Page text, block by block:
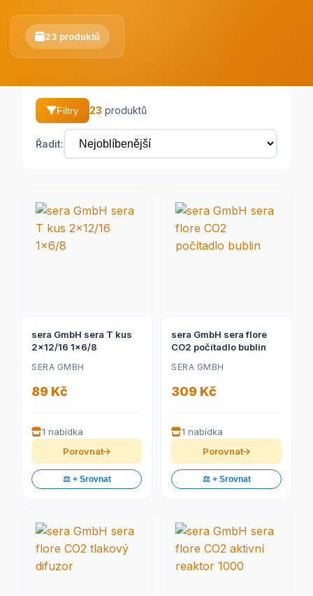
23 produktů
Filtry 23 produktů
Řadit:
sera GmbH sera T kus
2x12/16 1x6/8
SERA GMBH
89 Kč
1 nabídka
Porovnat
⚖️ + Srovnat
sera GmbH sera flore
CO2 počítadlo bublin
SERA GMBH
309 Kč
1 nabídka
Porovnat
⚖️ + Srovnat